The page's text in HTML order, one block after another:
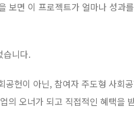
보면 이 프로젝트가 얼마나 성과
습니다.
헌이 아닌, 참여자 주도형 사회
의 오너가 되고 직접적인 혜택을